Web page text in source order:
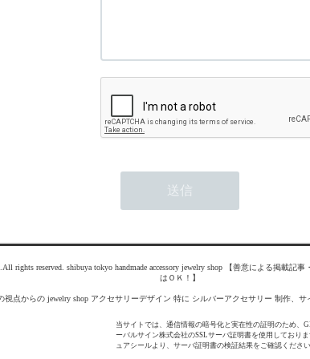
rights reserved. shibuya tokyo handmade accessory jewelry shop 【善意による掲載
はＯＫ！】
視点からの jewelry shop アクセサリーデザイン 特に シルバーアクセサリー 制作、
当サイトでは、通信情報の暗号化と実在性の証明のため、
ーバルサイン株式会社のSSLサーバ証明書を使用しておりま
ュアシールより、サーバ証明書の検証結果をご確認ください